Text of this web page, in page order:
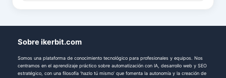
Sobre ikerbit.com
Somos una plataforma de conocimiento tecnológico para profesionales y equipos. Nos
centramos en el aprendizaje práctico sobre automatización con IA, desarrollo web y SEO
estratégico, con una filosofía 'hazlo tú mismo' que fomenta la autonomía y la creación de